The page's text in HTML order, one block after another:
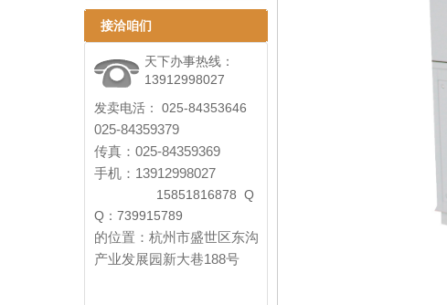
接洽咱们
天下办事热线：
13912998027
发卖电活： 025-84353646
025-84359379
传真：025-84359369
手机：13912998027
15851816878 Q
Q：739915789
的位置：杭州市盛世区东沟
产业发展园新大巷188号